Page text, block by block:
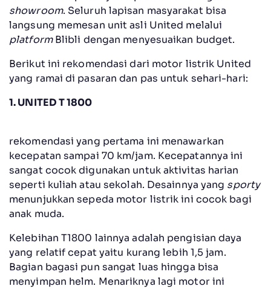
showroom. Seluruh lapisan masyarakat bisa
langsung memesan unit asli United melalui
platformBlibli dengan menyesuaikan budget.
Berikut ini rekomendasi dari motor listrik United
yang ramai di pasaran dan pas untuk sehari-hari:
1. UNITED T 1800
rekomendasi yang pertama ini menawarkan
kecepatan sampai 70 km/jam. Kecepatannya ini
sangat cocok digunakan untuk aktivitas harian
seperti kuliah atau sekolah. Desainnya yang sporty
menunjukkan sepeda motor listrik ini cocok bagi
anak muda.
Kelebihan T1800 lainnya adalah pengisian daya
yang relatif cepat yaitu kurang lebih 1,5 jam.
Bagian bagasi pun sangat luas hingga bisa
menyimpan helm. Menariknya lagi motor ini